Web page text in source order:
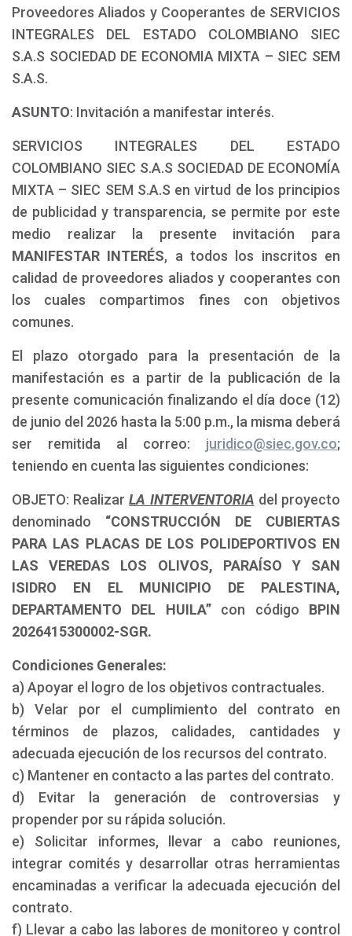
Proveedores Aliados y Cooperantes de SERVICIOS
INTEGRALES DEL ESTADO COLOMBIANO SIEC
S.A.S SOCIEDAD DE ECONOMIA MIXTA – SIEC SEM
S.A.S.
ASUNTO: Invitación a manifestar interés.
SERVICIOS INTEGRALES DEL ESTADO
COLOMBIANO SIEC S.A.S SOCIEDAD DE ECONOMÍA
MIXTA – SIEC SEM S.A.S en virtud de los principios
de publicidad y transparencia, se permite por este
medio realizar la presente invitación para
MANIFESTAR INTERÉS, a todos los inscritos en
calidad de proveedores aliados y cooperantes con
los cuales compartimos fines con objetivos
comunes.
El plazo otorgado para la presentación de la
manifestación es a partir de la publicación de la
presente comunicación finalizando el día doce (12)
de junio del 2026 hasta la 5:00 p.m., la misma deberá
ser remitida al correo: juridico@siec.gov.co;
teniendo en cuenta las siguientes condiciones:
OBJETO: RealizarLA INTERVENTORIA del proyecto
denominado “CONSTRUCCIÓN DE CUBIERTAS
PARA LAS PLACAS DE LOS POLIDEPORTIVOS EN
LAS VEREDAS LOS OLIVOS, PARAÍSO Y SAN
ISIDRO EN EL MUNICIPIO DE PALESTINA,
DEPARTAMENTO DEL HUILA” con código BPIN
2026415300002-SGR.
Condiciones Generales:
a) Apoyar el logro de los objetivos contractuales.
b) Velar por el cumplimiento del contrato en
términos de plazos, calidades, cantidades y
adecuada ejecución de los recursos del contrato.
c) Mantener en contacto a las partes del contrato.
d) Evitar la generación de controversias y
propender por su rápida solución.
e) Solicitar informes, llevar a cabo reuniones,
integrar comités y desarrollar otras herramientas
encaminadas a verificar la adecuada ejecución del
contrato.
f) Llevar a cabo las labores de monitoreo y control